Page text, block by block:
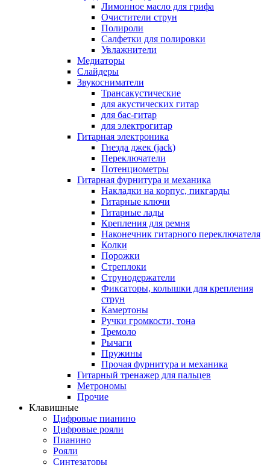
Лимонное масло для грифа
Очистители струн
Полироли
Салфетки для полировки
Увлажнители
Медиаторы
Слайдеры
Звукосниматели
Трансакустические
для акустических гитар
для бас-гитар
для электрогитар
Гитарная электроника
Гнезда джек (jack)
Переключатели
Потенциометры
Гитарная фурнитура и механика
Накладки на корпус, пикгарды
Гитарные ключи
Гитарные лады
Крепления для ремня
Наконечник гитарного переключателя
Колки
Порожки
Стреплоки
Струнодержатели
Фиксаторы, колышки для крепления
струн
Камертоны
Ручки громкости, тона
Тремоло
Рычаги
Пружины
Прочая фурнитура и механика
Гитарный тренажер для пальцев
Метрономы
Прочие
Клавишные
Цифровые пианино
Цифровые рояли
Пианино
Рояли
Синтезаторы